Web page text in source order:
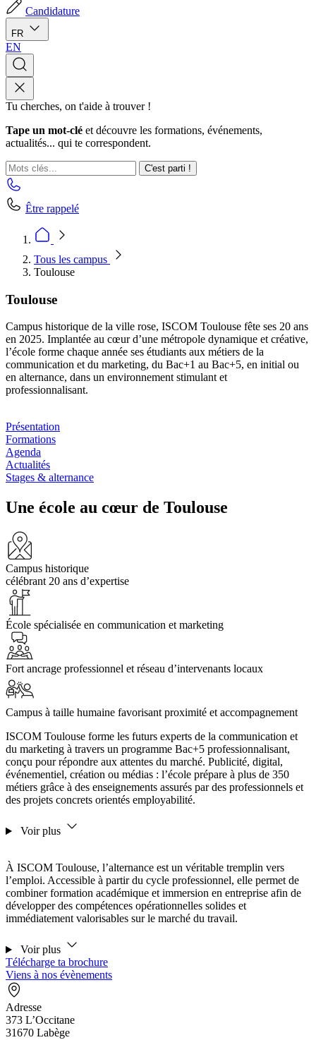
Candidature
FR
EN
Tu cherches, on t'aide à trouver !
Tape un mot-clé et découvre les formations, événements,
actualités... qui te correspondent.
C'est parti !
Être rappelé
Tous les campus
Toulouse
Toulouse
Campus historique de la ville rose, ISCOM Toulouse fête ses 20 ans
en 2025. Implantée au cœur d’une métropole dynamique et créative,
l’école forme chaque année ses étudiants aux métiers de la
communication et du marketing, du Bac+1 au Bac+5, en initial ou
en alternance, dans un environnement stimulant et
professionnalisant.
Présentation
Formations
Agenda
Actualités
Stages & alternance
Une école au cœur de Toulouse
Campus historique
célébrant 20 ans d’expertise
École spécialisée en communication et marketing
Fort ancrage professionnel et réseau d’intervenants locaux
Campus à taille humaine favorisant proximité et accompagnement
ISCOM Toulouse forme les futurs experts de la communication et
du marketing à travers un programme Bac+5 professionnalisant,
conçu pour répondre aux attentes du marché. Publicité, digital,
événementiel, création ou médias : l’école prépare à plus de 350
métiers grâce à des enseignements assurés par des professionnels et
des projets concrets orientés employabilité.
Voir plus
À ISCOM Toulouse, l’alternance est un véritable tremplin vers
l’emploi. Accessible à partir du cycle professionnel, elle permet de
combiner formation académique et immersion en entreprise afin de
développer des compétences opérationnelles solides et
immédiatement valorisables sur le marché du travail.
Voir plus
Télécharge ta brochure
Viens à nos évènements
Adresse
373 L’Occitane
31670 Labège